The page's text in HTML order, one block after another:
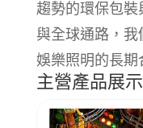
趨勢的環保包
與全球通路，
娛樂照明的長期
主營產品展示